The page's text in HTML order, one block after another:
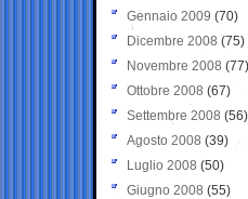
Gennaio 2009 (70)
Dicembre 2008 (75)
Novembre 2008 (77)
Ottobre 2008 (67)
Settembre 2008 (56)
Agosto 2008 (39)
Luglio 2008 (50)
Giugno 2008 (55)